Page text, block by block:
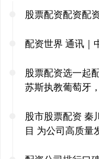
股票配资配资配
配资世界 通讯｜
股票配资选一起
苏斯执教葡萄牙
股市股票配资 秦
目 为公司高质量